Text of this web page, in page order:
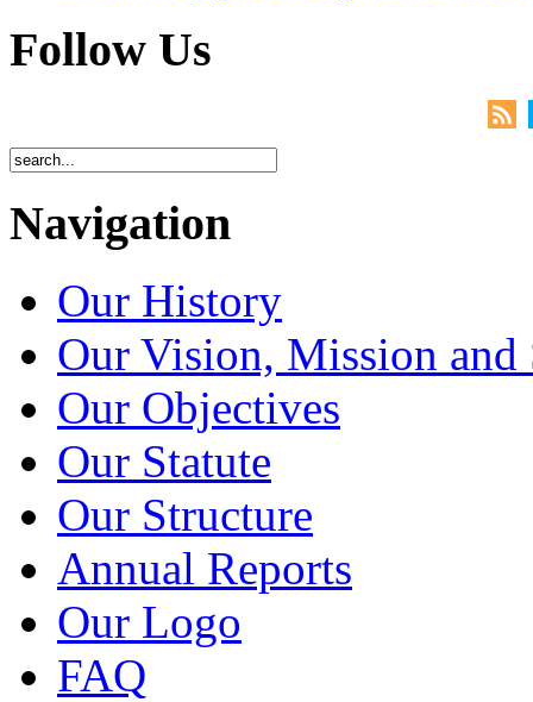
Follow Us
Navigation
Our History
Our Vision, Mission and
Our Objectives
Our Statute
Our Structure
Annual Reports
Our Logo
FAQ